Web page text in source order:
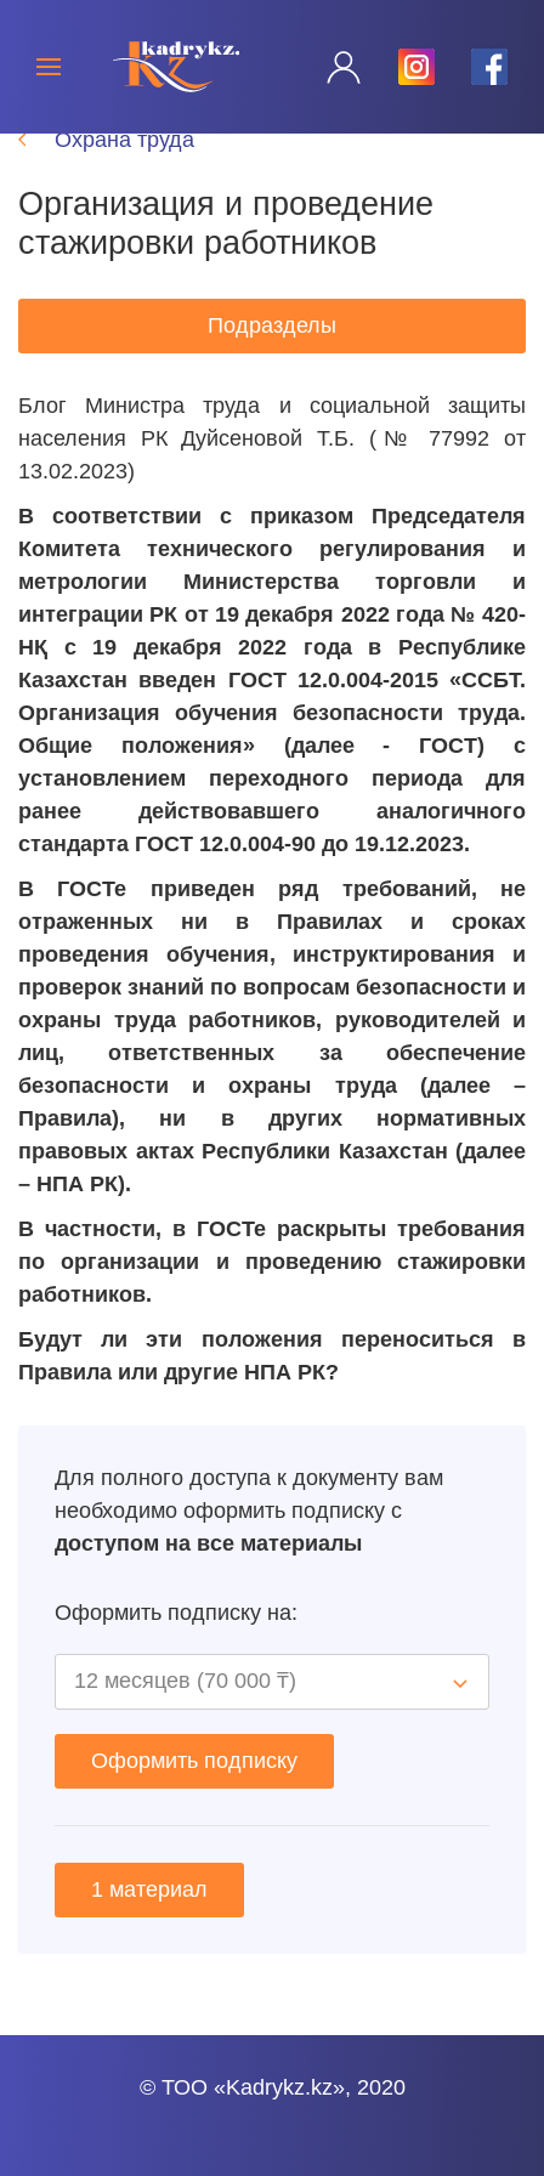
Охрана труда
Организация и проведение
стажировки работников
Подразделы
Блог Министра труда и социальной защиты
населения РК Дуйсеновой Т.Б. (№ 77992 от
13.02.2023)
В соответствии с приказом Председателя
Комитета технического регулирования и
метрологии Министерства торговли и
интеграции РК от 19 декабря 2022 года № 420-
НҚ с 19 декабря 2022 года в Республике
Казахстан введен ГОСТ 12.0.004-2015 «ССБТ.
Организация обучения безопасности труда.
Общие положения» (далее - ГОСТ) с
установлением переходного периода для
ранее действовавшего аналогичного
стандарта ГОСТ 12.0.004-90 до 19.12.2023.
В ГОСТе приведен ряд требований, не
отраженных ни в Правилах и сроках
проведения обучения, инструктирования и
проверок знаний по вопросам безопасности и
охраны труда работников, руководителей и
лиц, ответственных за обеспечение
безопасности и охраны труда (далее –
Правила), ни в других нормативных
правовых актах Республики Казахстан (далее
– НПА РК).
В частности, в ГОСТе раскрыты требования
по организации и проведению стажировки
работников.
Будут ли эти положения переноситься в
Правила или другие НПА РК?
Для полного доступа к документу вам
необходимо оформить подписку с
доступом на все материалы
Оформить подписку на:
Оформить подписку
1 материал
© ТОО «Kadrykz.kz», 2020